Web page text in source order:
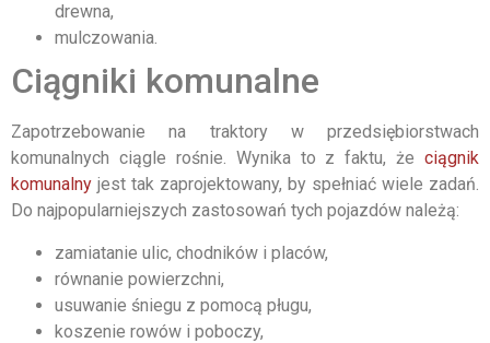
drewna,
mulczowania.
Ciągniki komunalne
Zapotrzebowanie na traktory w przedsiębiorstwach
komunalnych ciągle rośnie. Wynika to z faktu, że ciągnik
komunalny jest tak zaprojektowany, by spełniać wiele zadań.
Do najpopularniejszych zastosowań tych pojazdów należą:
zamiatanie ulic, chodników i placów,
równanie powierzchni,
usuwanie śniegu z pomocą pługu,
koszenie rowów i poboczy,